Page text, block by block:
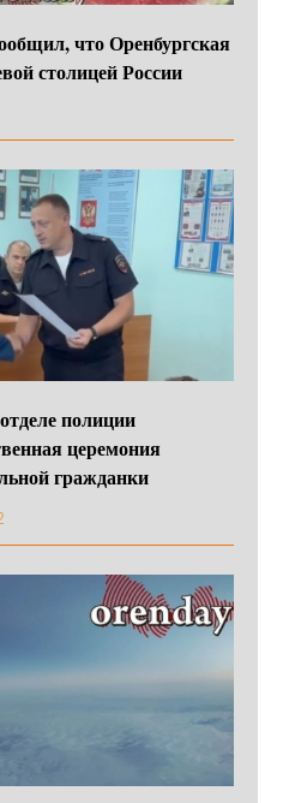
что Оренбургская
столицей России
полиции
церемония
гражданки